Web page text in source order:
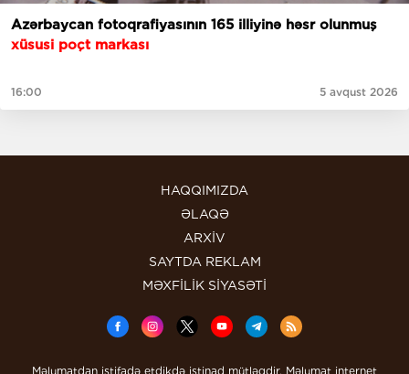
Azərbaycan fotoqrafiyasının 165 illiyinə həsr olunmuş
xüsusi poçt markası
16:00 5 avqust 2026
HAQQIMIZDA
ƏLAQƏ
ARXİV
SAYTDA REKLAM
MƏXFİLİK SİYASƏTİ
Məlumatdan istifadə etdikdə istinad mütləqdir. Məlumat internet